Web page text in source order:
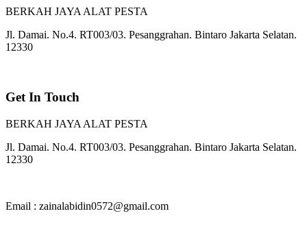
BERKAH JAYA ALAT PESTA
Jl. Damai. No.4. RT003/03. Pesanggrahan. Bintaro Jakarta Selatan.
12330
Get In Touch
BERKAH JAYA ALAT PESTA
Jl. Damai. No.4. RT003/03. Pesanggrahan. Bintaro Jakarta Selatan.
12330
Email : zainalabidin0572@gmail.com